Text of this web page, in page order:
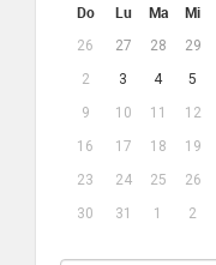
Do Lu Ma Mi
26 27 28 29
2
3 4 5
9
10 11 12
16
17 18 19
23
24 25 26
30
31 1 2